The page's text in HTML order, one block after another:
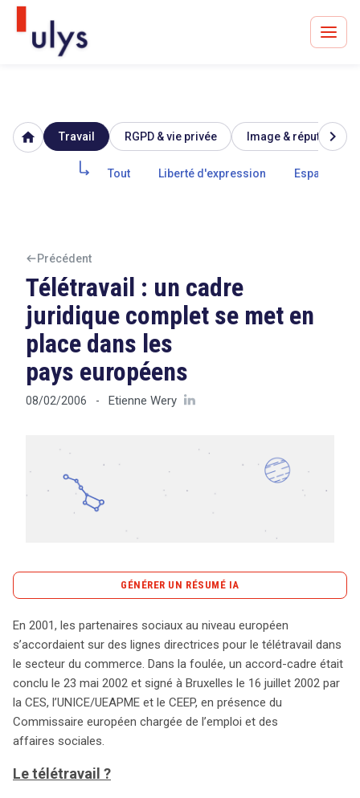
Avocats à Paris & Bruxelles
Leader en droit de l'innovation depuis 30 ans
Tout sur le RGPD
Rechercher
CONTACT
home Travail RGPD & vie privée Image & réputation
Tout Liberté d'expression Espace
chevron_right
Précédent
Télétravail : un cadre
juridique complet se met en
place dans les
pays européens
08/02/2006 - Etienne Wery
GÉNÉRER UN RÉSUMÉ IA
Depuis 2001, le télétravail a connu une évolution
significative, notamment avec l’accord-cadre signé en
2002 par les partenaires sociaux européens. Ce cadre a
ouvert la voie à une reconnaissance plus large du
télétravail dans divers secteurs. L’Association Française
du Télétravail et des Téléactivités (AFTT) souligne que
potentiellement télétravailler, avec seulement 2 %
En 2001, les partenaires sociaux au niveau européen
s’accordaient sur des lignes directrices pour le télétravail dans
le secteur du commerce. Dans la foulée, un accord-cadre était
conclu le 23 mai 2002 et signé à Bruxelles le 16 juillet 2002 par
la CES, l’UNICE/UEAPME et le CEEP, en présence du
Commissaire européen chargée de l’emploi et des
affaires sociales.
Le télétravail ?